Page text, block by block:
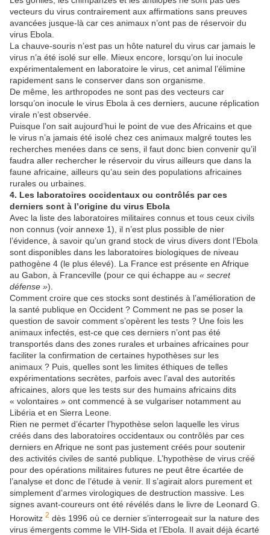
vecteurs du virus contrairement aux affirmations sans preuves
avancées jusque-là car ces animaux n’ont pas de réservoir du
virus Ebola.
La chauve-souris n’est pas un hôte naturel du virus car jamais le
virus n’a été isolé sur elle. Mieux encore, lorsqu’on lui inocule
expérimentalement en laboratoire le virus, cet animal l’élimine
rapidement sans le conserver dans son organisme.
De même, les arthropodes ne sont pas des vecteurs car
lorsqu’on inocule le virus Ebola à ces derniers, aucune réplication
virale n’est observée.
Puisque l’on sait aujourd’hui le point de vue des Africains et que
le virus n’a jamais été isolé chez ces animaux malgré toutes les
recherches menées dans ce sens, il faut donc bien convenir qu’il
faudra aller rechercher le réservoir du virus ailleurs que dans la
faune africaine, ailleurs qu’au sein des populations africaines
rurales ou urbaines.
4. Les laboratoires occidentaux ou contrôlés par ces
derniers sont à l’origine du virus Ebola
Avec la liste des laboratoires militaires connus et tous ceux civils
non connus (voir annexe 1), il n’est plus possible de nier
l’évidence, à savoir qu’un grand stock de virus divers dont l’Ebola
sont disponibles dans les laboratoires biologiques de niveau
pathogène 4 (le plus élevé). La France est présente en Afrique
au Gabon, à Franceville (pour ce qui échappe au « secret
défense »).
Comment croire que ces stocks sont destinés à l’amélioration de
la santé publique en Occident ? Comment ne pas se poser la
question de savoir comment s’opèrent les tests ? Une fois les
animaux infectés, est-ce que ces derniers n’ont pas été
transportés dans des zones rurales et urbaines africaines pour
faciliter la confirmation de certaines hypothèses sur les
animaux ? Puis, quelles sont les limites éthiques de telles
expérimentations secrètes, parfois avec l’aval des autorités
africaines, alors que les tests sur des humains africains dits
« volontaires » ont commencé à se vulgariser notamment au
Libéria et en Sierra Leone.
Rien ne permet d’écarter l’hypothèse selon laquelle les virus
créés dans des laboratoires occidentaux ou contrôlés par ces
derniers en Afrique ne sont pas justement créés pour soutenir
des activités civiles de santé publique. L’hypothèse de virus créé
pour des opérations militaires futures ne peut être écartée de
l’analyse et donc de l’étude à venir. Il s’agirait alors purement et
simplement d’armes virologiques de destruction massive. Les
signes avant-coureurs ont été révélés dans le livre de Leonard G.
Horowitz 2 dès 1996 où ce dernier s’interrogeait sur la nature des
virus émergents comme le VIH-Sida et l’Ebola. Il avait déjà écarté